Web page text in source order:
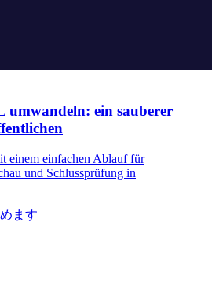
ein sauberer
einem einfachen Ablauf für
und Schlussprüfung in
ます